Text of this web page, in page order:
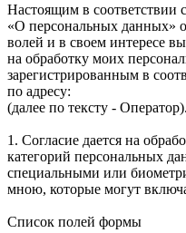
Настоящим в
«О персональных данных»
волей и в своем интересе
на обработку моих
зарегистрированным в
по адресу:
(далее по тексту - Оператор).
1. Согласие дается на
категорий персональных
специальными или
мною, которые могут
Список полей формы